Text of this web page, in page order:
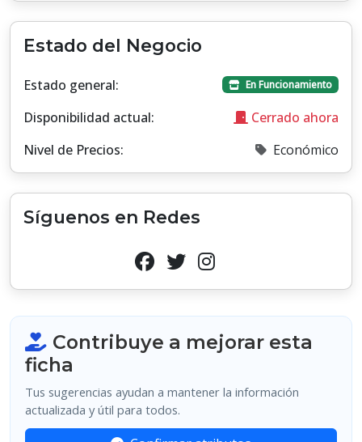
Estado del Negocio
Estado general: En Funcionamiento
Disponibilidad actual:
Cerrado ahora
Nivel de Precios:
Económico
Síguenos en Redes
Contribuye a mejorar esta
ficha
Tus sugerencias ayudan a mantener la información
actualizada y útil para todos.